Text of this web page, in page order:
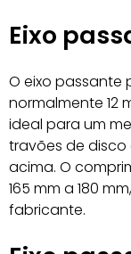
Eixo
O eixo passante
normalmente 12
ideal para um
travões de
acima. O
165 mm a 180
fabricante.